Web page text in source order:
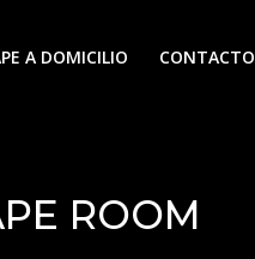
A DOMICILIO CONTACTO
ROOM